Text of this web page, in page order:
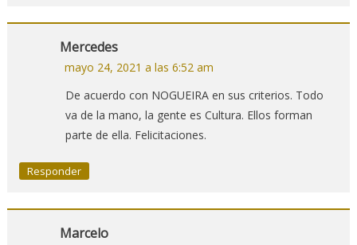
Mercedes
mayo 24, 2021 a las 6:52 am
De acuerdo con NOGUEIRA en sus criterios. Todo
va de la mano, la gente es Cultura. Ellos forman
parte de ella. Felicitaciones.
Responder
Marcelo